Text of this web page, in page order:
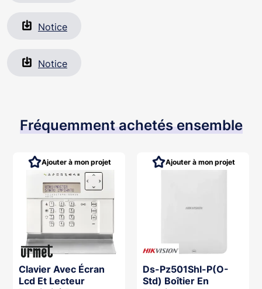
Notice
Notice
Fréquemment achetés ensemble
Clavier Avec Écran
Lcd Et Lecteur
Ajouter à mon projet
Ds-Pz501Shl-P(O-
Std) Boîtier En
Ajouter à mon projet